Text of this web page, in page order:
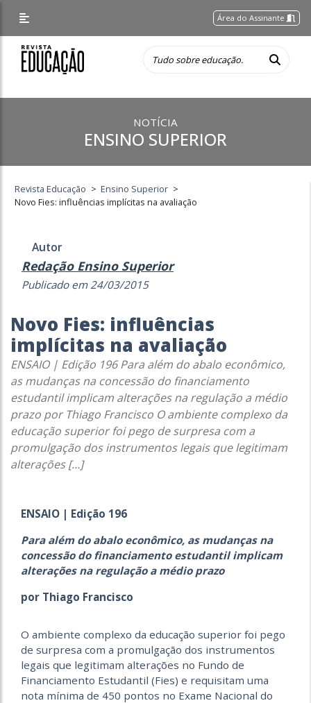
Área do Assinante
NOTÍCIA
ENSINO SUPERIOR
Revista Educação > Ensino Superior >
Novo Fies: influências implícitas na avaliação
Autor
Redação Ensino Superior
Publicado em 24/03/2015
Novo Fies: influências
implícitas na avaliação
ENSAIO | Edição 196 Para além do abalo econômico,
as mudanças na concessão do financiamento
estudantil implicam alterações na regulação a médio
prazo por Thiago Francisco O ambiente complexo da
educação superior foi pego de surpresa com a
promulgação dos instrumentos legais que legitimam
alterações […]
ENSAIO | Edição 196
Para além do abalo econômico, as mudanças na
concessão do financiamento estudantil implicam
alterações na regulação a médio prazo
por Thiago Francisco
O ambiente complexo da educação superior foi pego
de surpresa com a promulgação dos instrumentos
legais que legitimam alterações no Fundo de
Financiamento Estudantil (Fies) e requisitam uma
nota mínima de 450 pontos no Exame Nacional do